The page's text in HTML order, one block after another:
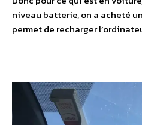
niveau batterie, on a acheté
permet de recharger